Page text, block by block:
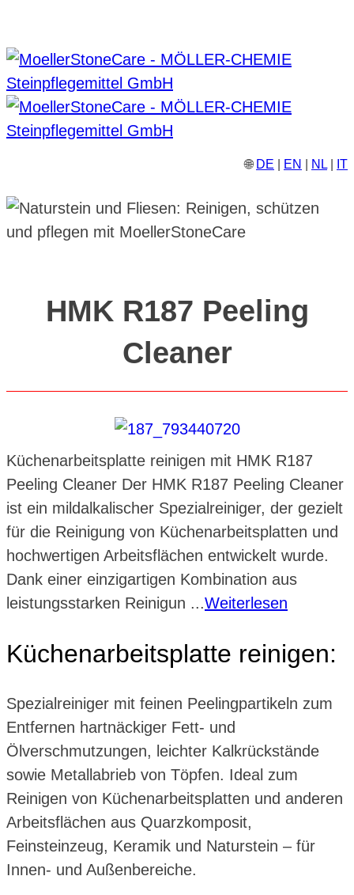
🌐 DE EN NL IT
HMK R187 Peeling
Cleaner
Küchenarbeitsplatte reinigen mit HMK R187
Peeling Cleaner Der HMK R187 Peeling Cleaner
ist ein mildalkalischer Spezialreiniger, der gezielt
für die Reinigung von Küchenarbeitsplatten und
hochwertigen Arbeitsflächen entwickelt wurde.
Dank einer einzigartigen Kombination aus
leistungsstarken Reinigun ...Weiterlesen
Küchenarbeitsplatte reinigen:
Spezialreiniger mit feinen Peelingpartikeln zum
Entfernen hartnäckiger Fett- und
Ölverschmutzungen, leichter Kalkrückstände
sowie Metallabrieb von Töpfen. Ideal zum
Reinigen von Küchenarbeitsplatten und anderen
Arbeitsflächen aus Quarzkomposit,
Feinsteinzeug, Keramik und Naturstein – für
Innen- und Außenbereiche.